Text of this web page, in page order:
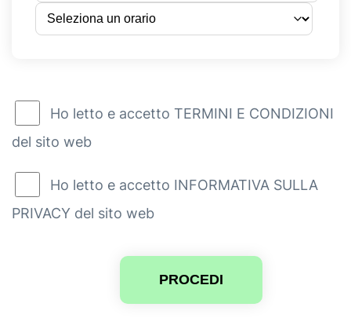
Ho letto e accetto TERMINI E CONDIZIONI
del sito web
Ho letto e accetto INFORMATIVA SULLA
PRIVACY del sito web
PROCEDI